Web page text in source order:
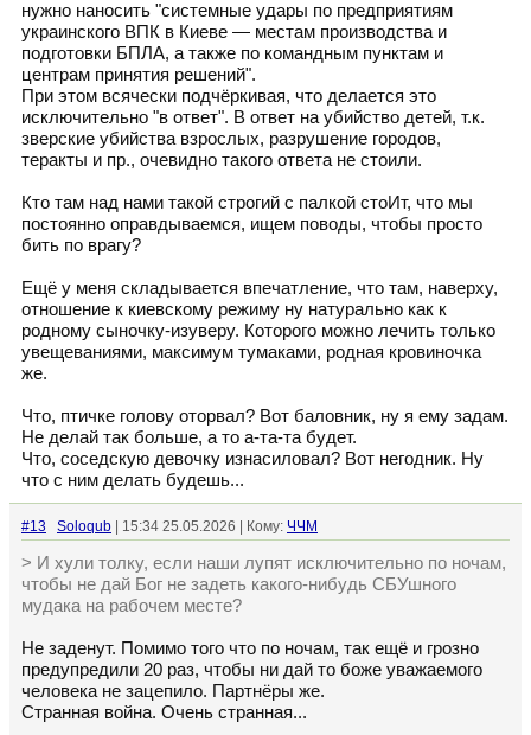
нужно наносить "системные удары по предприятиям
украинского ВПК в Киеве — местам производства и
подготовки БПЛА, а также по командным пунктам и
центрам принятия решений".
При этом всячески подчёркивая, что делается это
исключительно "в ответ". В ответ на убийство детей, т.к.
зверские убийства взрослых, разрушение городов,
теракты и пр., очевидно такого ответа не стоили.
Кто там над нами такой строгий с палкой стоИт, что мы
постоянно оправдываемся, ищем поводы, чтобы просто
бить по врагу?
Ещё у меня складывается впечатление, что там, наверху,
отношение к киевскому режиму ну натурально как к
родному сыночку-изуверу. Которого можно лечить только
увещеваниями, максимум тумаками, родная кровиночка
же.
Что, птичке голову оторвал? Вот баловник, ну я ему задам.
Не делай так больше, а то а-та-та будет.
Что, соседскую девочку изнасиловал? Вот негодник. Ну
что с ним делать будешь...
#13 Soloqub | 15:34 25.05.2026 | Кому: ЧЧМ
> И хули толку, если наши лупят исключительно по ночам,
чтобы не дай Бог не задеть какого-нибудь СБУшного
мудака на рабочем месте?
Не заденут. Помимо того что по ночам, так ещё и грозно
предупредили 20 раз, чтобы ни дай то боже уважаемого
человека не зацепило. Партнёры же.
Странная война. Очень странная...